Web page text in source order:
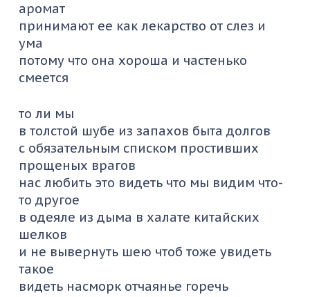
аромат
принимают ее как лекарство от слез и
ума
потому что она хороша и частенько
смеется
то ли мы
в толстой шубе из запахов быта долгов
с обязательным списком простивших
прощеных врагов
нас любить это видеть что мы видим что-
то другое
в одеяле из дыма в халате китайских
шелков
и не вывернуть шею чтоб тоже увидеть
такое
видеть насморк отчаянье горечь